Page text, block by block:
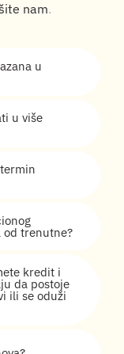
nam.
u
u više
od trenutne?
kredit i
da postoje
ili se oduži